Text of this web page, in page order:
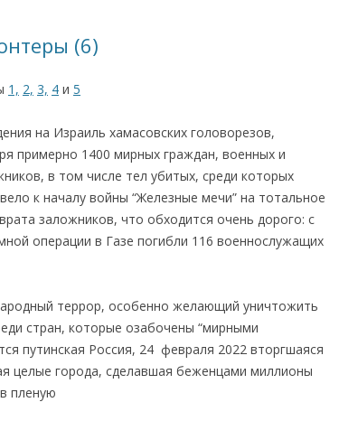
СЕЙЧАС
К СТАРОМУ
ОТЗЫВЫ, ПРЕДЛОЖЕНИЯ,
КТО КОГО ИЩЕТ
(6)
1, 2, 3, 4 и 5
на Израиль хамасовских головорезов,
примерно 1400 мирных граждан, военных и
в том числе тел убитых, среди которых
к началу войны “Железные мечи” на тотальное
заложников, что обходится очень дорого: с
операции в Газе погибли 116 военнослужащих
террор, особенно желающий уничтожить
стран, которые озабочены “мирными
путинская Россия, 24 февраля 2022 вторгшаяся
целые города, сделавшая беженцами миллионы
пленую